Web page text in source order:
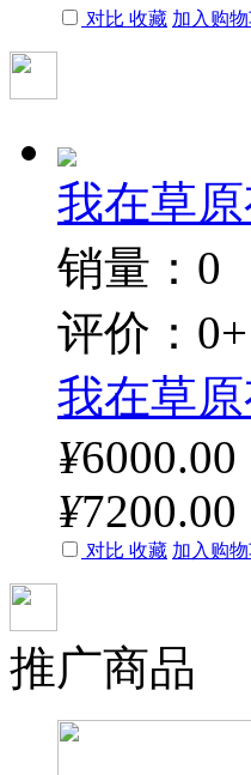
对比 收藏 加入购
我在草
销量：0
评价：0+
我在草
¥6000.00
¥7200.00
对比 收藏 加入购
推广商品